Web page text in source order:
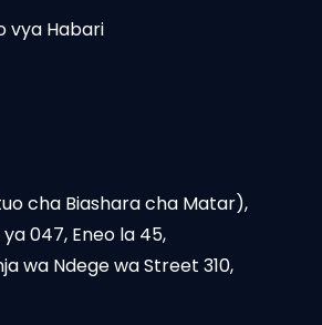
vya Habari
cha Biashara cha Matar),
047, Eneo la 45,
wa Ndege wa Street 310,